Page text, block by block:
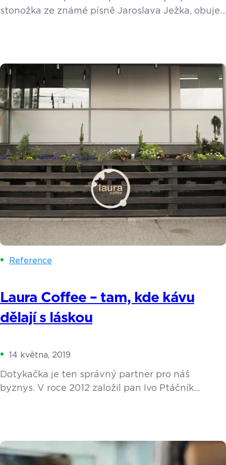
stonožka ze známé písně Jaroslava Ježka, obuje
Proč zvolila zrovna ponožky? Je to konec konců
praktické zboží, které bude každý vždy
potřebovat. Kromě ponožek ale můžete nakoupit
i pyžama, spodní prádlo, punčochy, čepičky […]
Reference
Laura Coffee – tam, kde kávu
dělají s láskou
14 května, 2019
Dotykačka je ten správný partner pro náš
byznys. V roce 2012 založil pan Ivo Ptáčník
surovinami a na šetrnost k životnímu prostředí.
Laura Coffee je o lidech a sám zakladatel se